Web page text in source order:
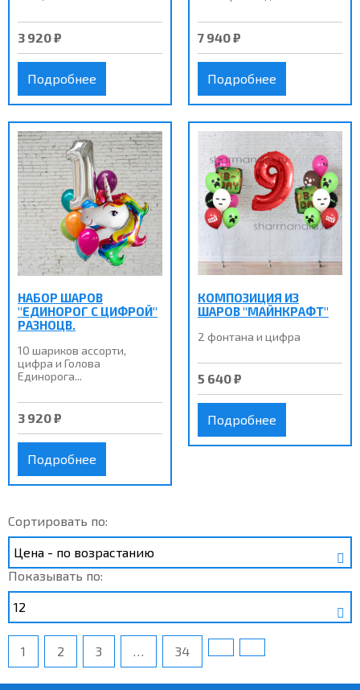
3 920 ₽
Подробнее
7 940 ₽
Подробнее
НАБОР ШАРОВ
"ЕДИНОРОГ С ЦИФРОЙ"
РАЗНОЦВ.
10 шариков ассорти,
цифра и Голова
Единорога...
3 920 ₽
Подробнее
КОМПОЗИЦИЯ ИЗ
ШАРОВ "МАЙНКРАФТ"
2 фонтана и цифра
5 640 ₽
Подробнее
Сортировать по:
Показывать по:
1 2 3 … 34